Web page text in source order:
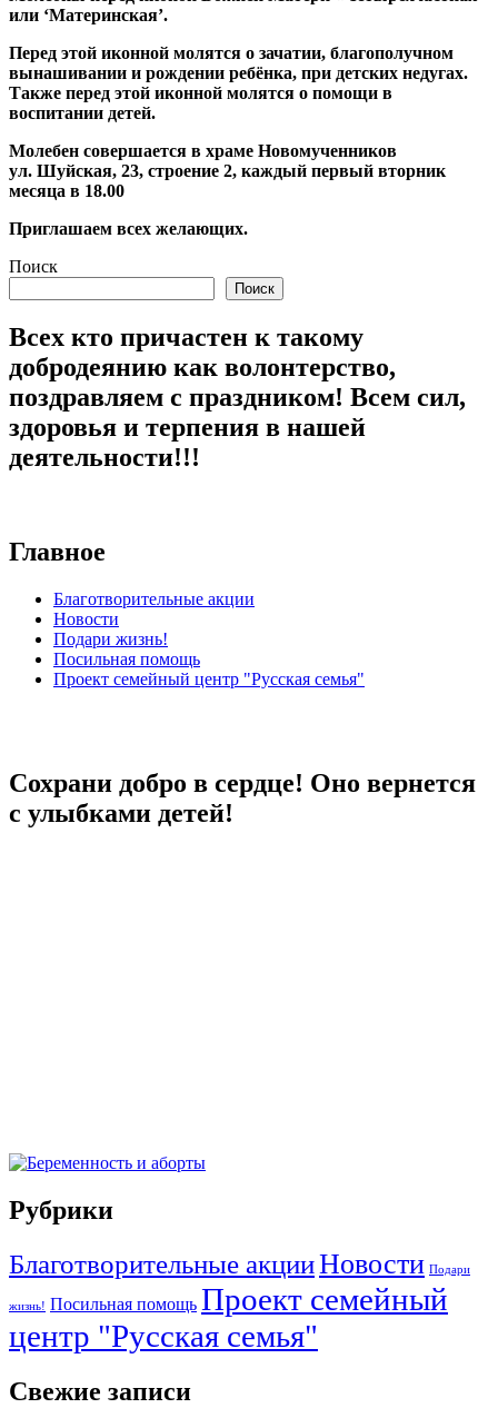
или ‘Материнская’.
Перед этой иконной молятся о зачатии, благополучном
вынашивании и рождении ребёнка, при детских недугах.
Также перед этой иконной молятся о помощи в
воспитании детей.
Молебен совершается в храме Новомученников
ул. Шуйская, 23, строение 2, каждый первый вторник
месяца в 18.00
Приглашаем всех желающих.
Поиск
Поиск
Всех кто причастен к такому
добродеянию как волонтерство,
поздравляем с праздником! Всем сил,
здоровья и терпения в нашей
деятельности!!!
Главное
Благотворительные акции
Новости
Подари жизнь!
Посильная помощь
Проект семейный центр "Русская семья"
Сохрани добро в сердце! Оно вернется
с улыбками детей!
Рубрики
Благотворительные акцииНовости Подари
жизнь! Посильная помощь Проект семейный
центр "Русская семья"
Свежие записи